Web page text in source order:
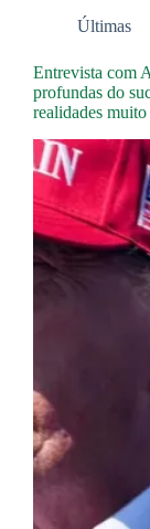
Últimas
Entrevista com
profundas do
realidades